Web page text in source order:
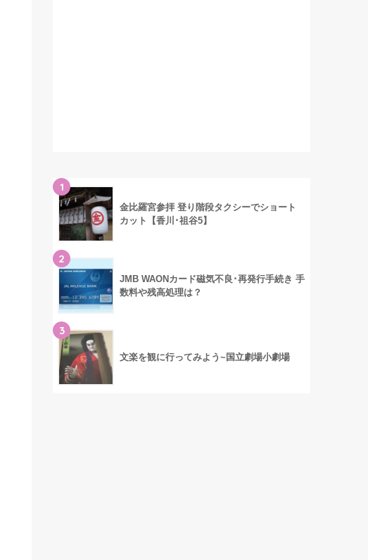
1
金比羅宮参拝 登り階段タクシーでショート
カット【香川･祖谷5】
2
JMB WAONカード磁気不良･再発行手続き 手
数料や残高処理は？
3
文楽を観に行ってみよう~国立劇場小劇場